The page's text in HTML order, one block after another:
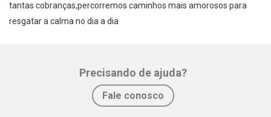
tantas cobranças,percorremos caminhos mais amorosos para
resgatar a calma no dia a dia
Precisando de ajuda?
Fale conosco
Facebook Twitter